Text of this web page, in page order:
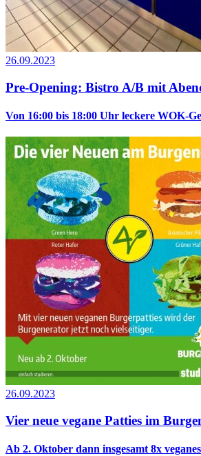
26.09.2023
Pre-Opening: Bistro A/B mit
Von 16:00 bis 18:00 Uhr leckere WOK-
26.09.2023
Vier neue vegane Patties im
Ab 2. Oktober dann insgesamt 8x